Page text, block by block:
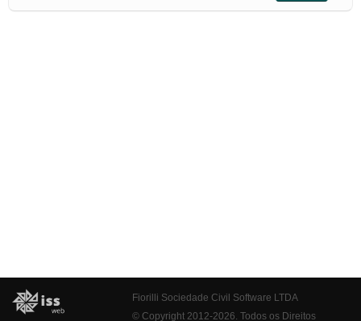
Fiorilli Sociedade Civil Software LTDA
© Copyright 2012-2026. Todos os Direitos